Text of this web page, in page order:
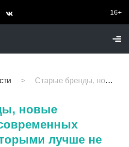
16+
Старые бренды, новые проблемы: 7 современных моторов, с которыми лучше не связываться
новые
лучше не